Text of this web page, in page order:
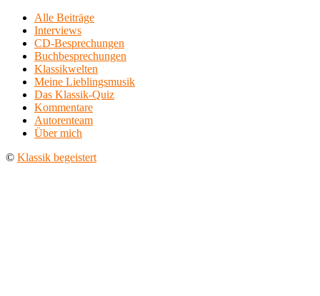
Alle Beiträge
Interviews
CD-Besprechungen
Buchbesprechungen
Klassikwelten
Meine Lieblingsmusik
Das Klassik-Quiz
Kommentare
Autorenteam
Über mich
© Klassik begeistert